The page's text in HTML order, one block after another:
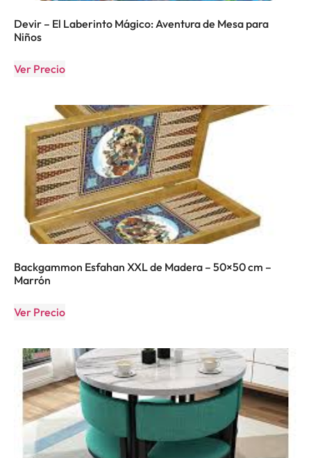
Devir – El Laberinto Mágico: Aventura de Mesa para
Niños
Ver Precio
Backgammon Esfahan XXL de Madera – 50×50 cm –
Marrón
Ver Precio